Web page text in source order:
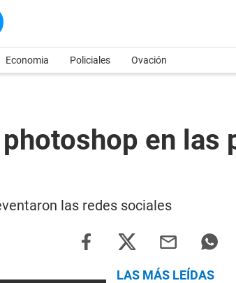
Economia Policiales Ovación
en las
las redes sociales
LAS MÁS LEÍDAS